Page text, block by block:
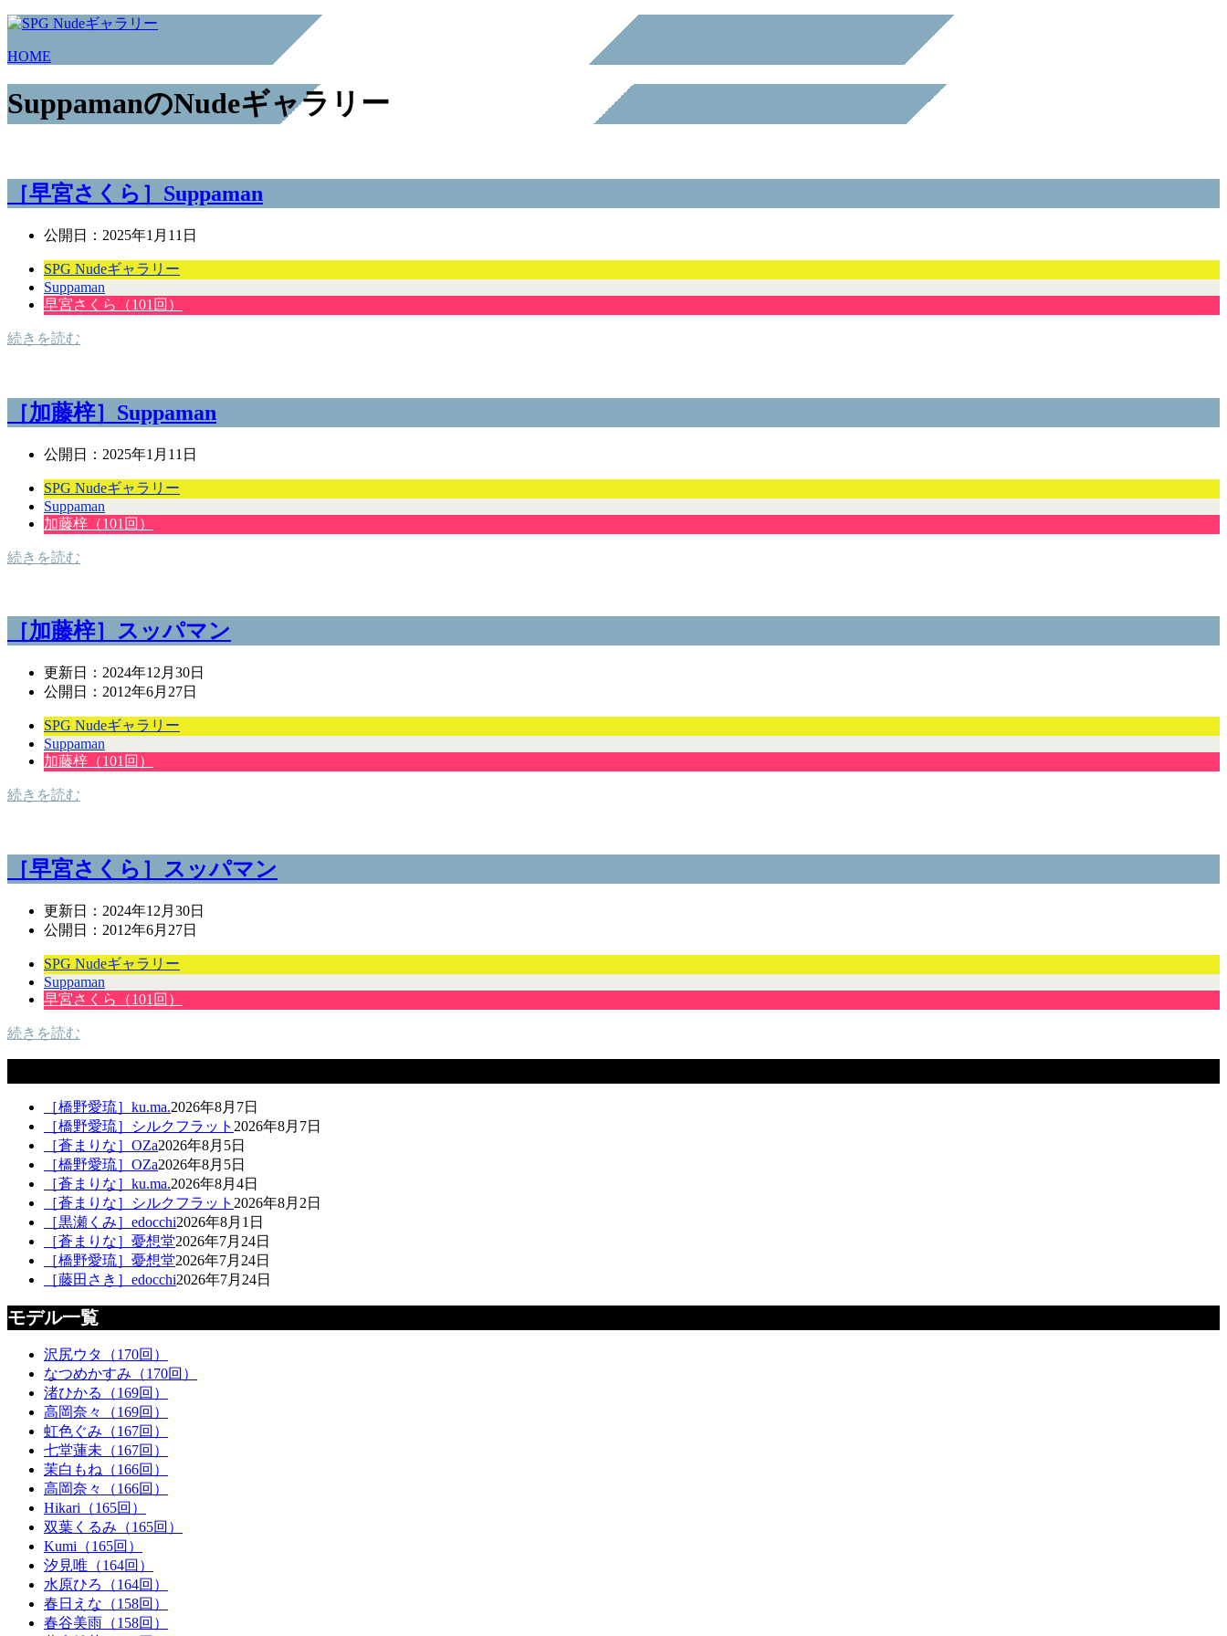
HOME
SuppamanのNudeギャラリー
［早宮さくら］Suppaman
公開日： 2025年1月11日
SPG Nudeギャラリー
Suppaman
早宮さくら（101回）
続きを読む
［加藤梓］Suppaman
公開日： 2025年1月11日
SPG Nudeギャラリー
Suppaman
加藤梓（101回）
続きを読む
［加藤梓］スッパマン
更新日： 2024年12月30日
公開日： 2012年6月27日
SPG Nudeギャラリー
Suppaman
加藤梓（101回）
続きを読む
［早宮さくら］スッパマン
更新日： 2024年12月30日
公開日： 2012年6月27日
SPG Nudeギャラリー
Suppaman
早宮さくら（101回）
続きを読む
［橋野愛琉］ku.ma.2026年8月7日
［橋野愛琉］シルクフラット 2026年8月7日
［蒼まりな］OZa2026年8月5日
［橋野愛琉］OZa2026年8月5日
［蒼まりな］ku.ma.2026年8月4日
［蒼まりな］シルクフラット 2026年8月2日
［黒瀬くみ］edocchi2026年8月1日
［蒼まりな］憂想堂2026年7月24日
［橋野愛琉］憂想堂2026年7月24日
［藤田さき］edocchi2026年7月24日
モデル一覧
沢尻ウタ（170回）
なつめかすみ（170回）
渚ひかる（169回）
高岡奈々（169回）
虹色ぐみ（167回）
七堂蓮未（167回）
茉白もね（166回）
高岡奈々（166回）
Hikari（165回）
双葉くるみ（165回）
Kumi（165回）
汐見唯（164回）
水原ひろ（164回）
春日えな（158回）
春谷美雨（158回）